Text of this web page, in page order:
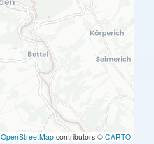
OpenStreetMap contributors © CARTO